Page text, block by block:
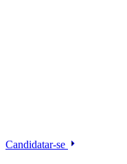
Candidatar-se